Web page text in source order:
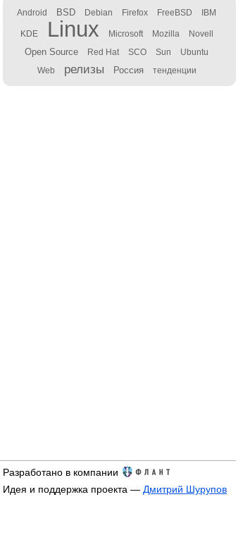
Android BSD Debian Firefox FreeBSD IBM
KDE Linux Microsoft Mozilla Novell
Open Source Red Hat SCO Sun Ubuntu
Web релизы Россия тенденции
Разработано в компании
Идея и поддержка проекта — Дмитрий Шурупов